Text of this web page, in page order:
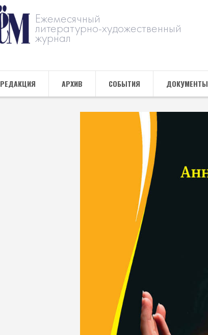
Ежемесячный
литературно-художественный
журнал
РЕДАКЦИЯ АРХИВ СОБЫТИЯ ДОКУМЕНТЫ